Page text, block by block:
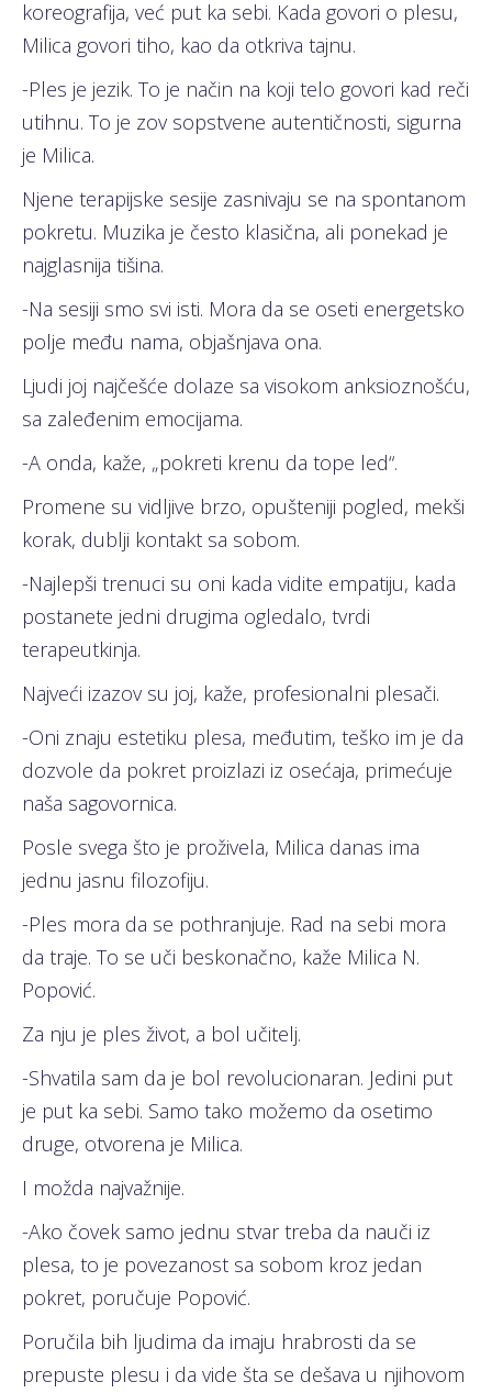
koreografija, već put ka sebi. Kada govori o plesu,
Milica govori tiho, kao da otkriva tajnu.
-Ples je jezik. To je način na koji telo govori kad reči
utihnu. To je zov sopstvene autentičnosti, sigurna
je Milica.
Njene terapijske sesije zasnivaju se na spontanom
pokretu. Muzika je često klasična, ali ponekad je
najglasnija tišina.
-Na sesiji smo svi isti. Mora da se oseti energetsko
polje među nama, objašnjava ona.
Ljudi joj najčešće dolaze sa visokom anksioznošću,
sa zaleđenim emocijama.
-A onda, kaže, „pokreti krenu da tope led“.
Promene su vidljive brzo, opušteniji pogled, mekši
korak, dublji kontakt sa sobom.
-Najlepši trenuci su oni kada vidite empatiju, kada
postanete jedni drugima ogledalo, tvrdi
terapeutkinja.
Najveći izazov su joj, kaže, profesionalni plesači.
-Oni znaju estetiku plesa, međutim, teško im je da
dozvole da pokret proizlazi iz osećaja, primećuje
naša sagovornica.
Posle svega što je proživela, Milica danas ima
jednu jasnu filozofiju.
-Ples mora da se pothranjuje. Rad na sebi mora
da traje. To se uči beskonačno, kaže Milica N.
Popović.
Za nju je ples život, a bol učitelj.
-Shvatila sam da je bol revolucionaran. Jedini put
je put ka sebi. Samo tako možemo da osetimo
druge, otvorena je Milica.
I možda najvažnije.
-Ako čovek samo jednu stvar treba da nauči iz
plesa, to je povezanost sa sobom kroz jedan
pokret, poručuje Popović.
Poručila bih ljudima da imaju hrabrosti da se
prepuste plesu i da vide šta se dešava u njihovom